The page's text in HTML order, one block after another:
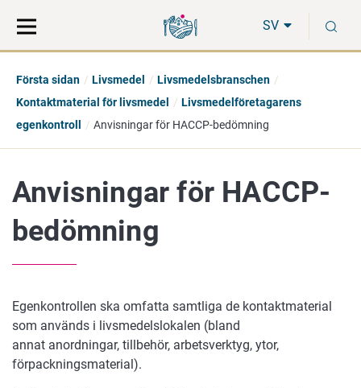
direkt
till
på
hela
SV
Första sidan Livsmedel
Livsmedelsbranschen
Kontaktmaterial för livsmedel
Livsmedelföretagarens
egenkontroll
Anvisningar för HACCP-bedömning
Anvisningar för HACCP-
bedömning
Egenkontrollen ska omfatta samtliga de kontaktmaterial
som används i livsmedelslokalen (bland
annat anordningar, tillbehör, arbetsverktyg, ytor,
förpackningsmaterial).